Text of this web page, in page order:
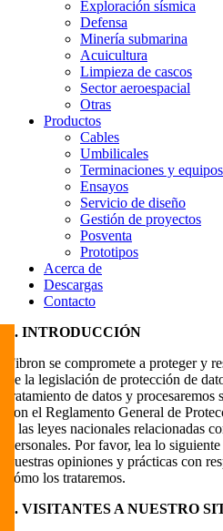
Exploración sísmica
Defensa
Minería submarina
Acuicultura
Limpieza de cascos
Sector aeroespacial
Otras
Productos
Cables
Umbilicales
Terminaciones y
Ensayos
Servicio de diseño
Gestión de proyectos
Posventa
Prototipos
Acerca de
Descargas
Contacto
1. INTRODUCCIÓN
Fibron se compromete a proteger y
de la legislación de protección de
tratamiento de datos y
con el Reglamento General de
y las leyes nacionales relacionadas
personales. Por favor, lea lo
nuestras opiniones y prácticas con
cómo los trataremos.
2. VISITANTES A NUESTRO